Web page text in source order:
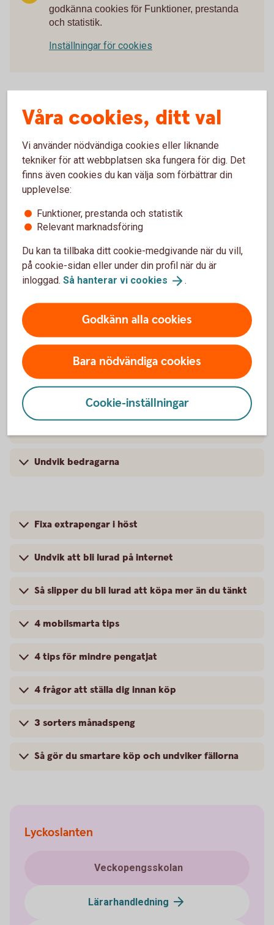
godkänna cookies för Funktioner, prestanda
och statistik.
Inställningar för cookies
Här har vi samlat bästa tipsen som
ger dig koll på pengarna!
Så skyddar du ditt konto
Så blir du mer rea-smart
3 saker du kan göra om en influencer verkar
luras
4 perfekta presenter
3 tips för att få pengapejl
Undvik bedragarna
Fixa extrapengar i höst
Undvik att bli lurad på internet
Så slipper du bli lurad att köpa mer än du tänkt
4 mobilsmarta tips
4 tips för mindre pengatjat
4 frågor att ställa dig innan köp
3 sorters månadspeng
Så gör du smartare köp och undviker fällorna
Lyckoslanten
Veckopengsskolan
Lärarhandledning
Våra cookies, ditt val
Vi använder nödvändiga cookies eller liknande
tekniker för att webbplatsen ska fungera för dig. Det
finns även cookies du kan välja som förbättrar din
upplevelse:
Funktioner, prestanda och statistik
Relevant marknadsföring
Du kan ta tillbaka ditt cookie-medgivande när du vill,
på cookie-sidan eller under din profil när du är
inloggad. Så hanterar vi cookies .
Godkänn alla cookies
Bara nödvändiga cookies
Cookie-inställningar